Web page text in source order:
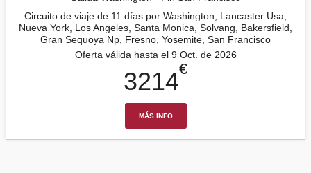
Circuito de viaje de 11 días por Washington, Lancaster Usa,
Nueva York, Los Angeles, Santa Monica, Solvang, Bakersfield,
Gran Sequoya Np, Fresno, Yosemite, San Francisco
Oferta válida hasta el 9 Oct. de 2026
3214€
MÁS INFO